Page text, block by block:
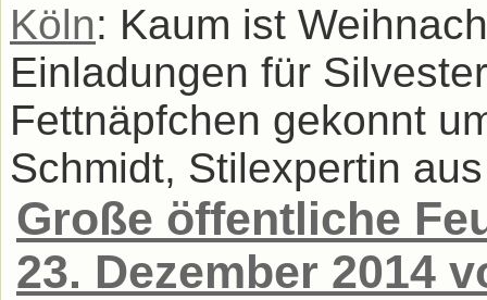
Köln: Kaum ist
Einladungen für
Fettnäpfchen gekonnt
Schmidt, Stilexpertin
Große öffentliche
23. Dezember 2014